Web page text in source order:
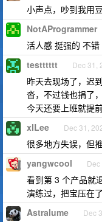
小声点，吵到我用
NotAProgrammer
活人感 挺强的 不错
testttttt Dec 31,
昨天去现场了，迟
沓，不过钱也捐了
今天还要上班就提
xlLee Dec 31,
很多地方失误，但
yangwcool
看到第 3 个产品就
演练过，把宝压在
Astralume Dec